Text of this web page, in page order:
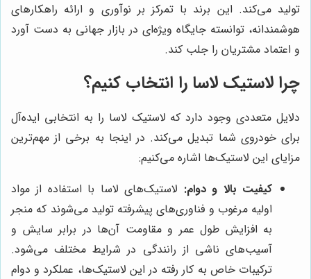
تولید می‌کند. این برند با تمرکز بر نوآوری و ارائه راهکارهای
هوشمندانه، توانسته جایگاه ویژه‌ای در بازار جهانی به دست آورد
و اعتماد مشتریان را جلب کند.
چرا لاستیک لاسا را انتخاب کنیم؟
دلایل متعددی وجود دارد که لاستیک لاسا را به انتخابی ایده‌آل
برای خودروی شما تبدیل می‌کند. در اینجا به برخی از مهم‌ترین
مزایای این لاستیک‌ها اشاره می‌کنیم:
کیفیت بالا و دوام: لاستیک‌های لاسا با استفاده از مواد
اولیه مرغوب و فناوری‌های پیشرفته تولید می‌شوند که منجر
به افزایش طول عمر و مقاومت آن‌ها در برابر سایش و
آسیب‌های ناشی از رانندگی در شرایط مختلف می‌شود.
ترکیبات خاص به کار رفته در این لاستیک‌ها، عملکرد و دوام